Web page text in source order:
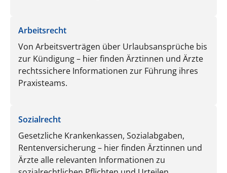
Arbeitsrecht
Von Arbeitsverträgen über Urlaubsansprüche bis
zur Kündigung – hier finden Ärztinnen und Ärzte
rechtssichere Informationen zur Führung ihres
Praxisteams.
Sozialrecht
Gesetzliche Krankenkassen, Sozialabgaben,
Rentenversicherung – hier finden Ärztinnen und
Ärzte alle relevanten Informationen zu